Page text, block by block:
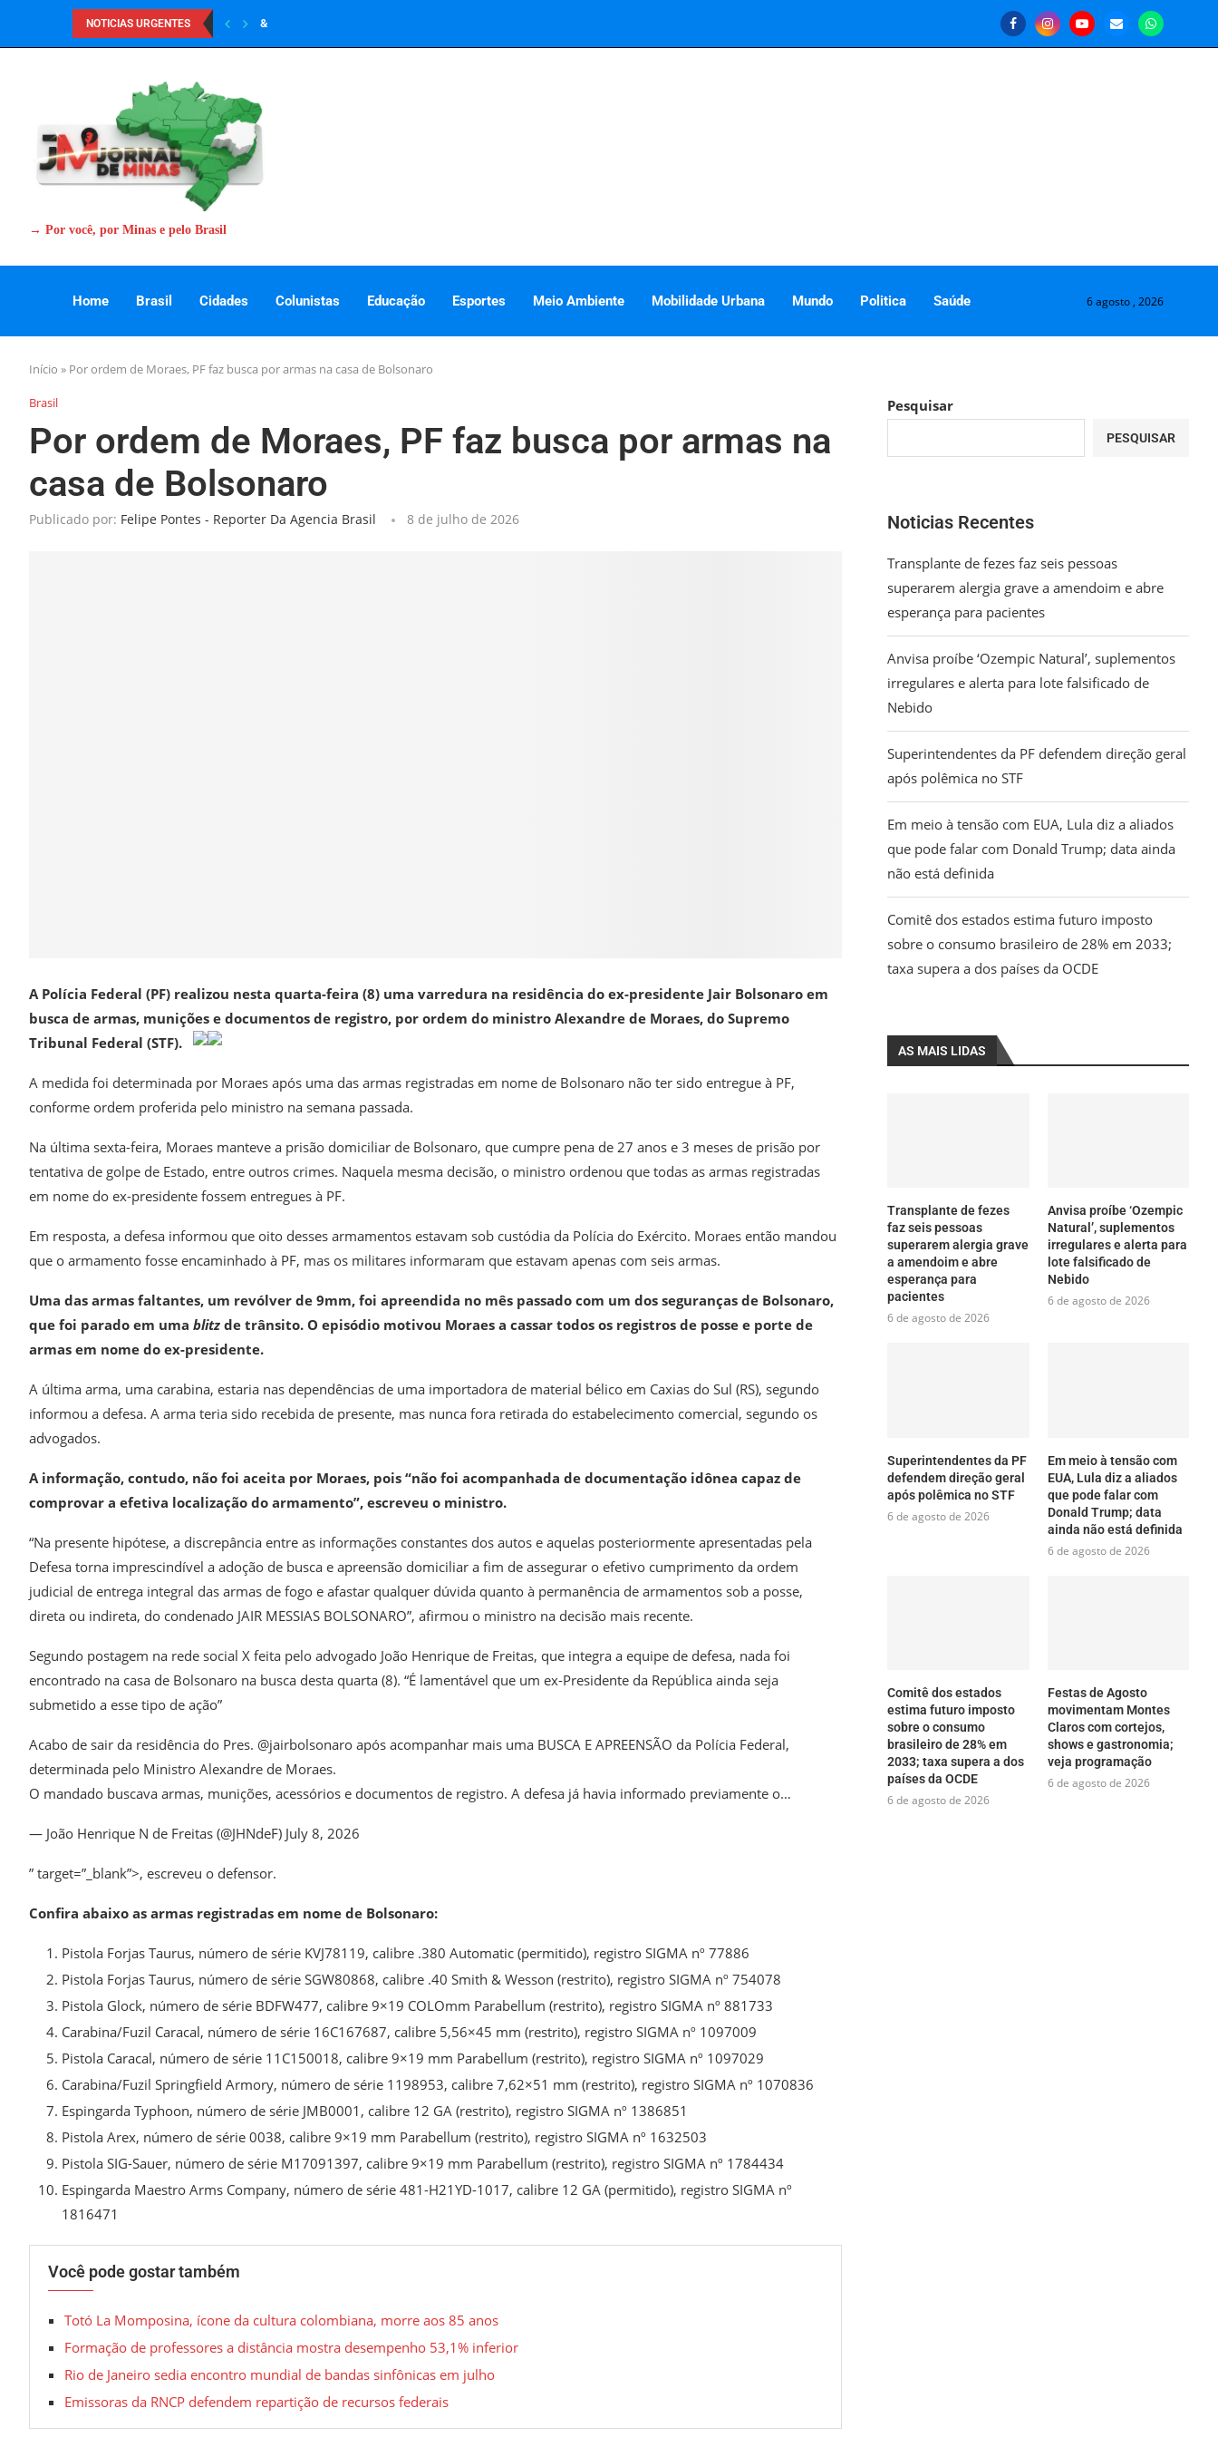
NOTICIAS URGENTES &
→ Por você, por Minas e pelo Brasil
Home Brasil Cidades Colunistas Educação Esportes Meio Ambiente Mobilidade Urbana Mundo Politica Saúde 6 agosto , 2026
Início » Por ordem de Moraes, PF faz busca por armas na casa de Bolsonaro
Brasil
Por ordem de Moraes, PF faz busca por armas na
casa de Bolsonaro
Publicado por: Felipe Pontes - Reporter Da Agencia Brasil 8 de julho de 2026
A Polícia Federal (PF) realizou nesta quarta-feira (8) uma varredura na residência do ex-presidente Jair Bolsonaro em
busca de armas, munições e documentos de registro, por ordem do ministro Alexandre de Moraes, do Supremo
Tribunal Federal (STF).
A medida foi determinada por Moraes após uma das armas registradas em nome de Bolsonaro não ter sido entregue à PF,
conforme ordem proferida pelo ministro na semana passada.
Na última sexta-feira, Moraes manteve a prisão domiciliar de Bolsonaro, que cumpre pena de 27 anos e 3 meses de prisão por
tentativa de golpe de Estado, entre outros crimes. Naquela mesma decisão, o ministro ordenou que todas as armas registradas
em nome do ex-presidente fossem entregues à PF.
Em resposta, a defesa informou que oito desses armamentos estavam sob custódia da Polícia do Exército. Moraes então mandou
que o armamento fosse encaminhado à PF, mas os militares informaram que estavam apenas com seis armas.
Uma das armas faltantes, um revólver de 9mm, foi apreendida no mês passado com um dos seguranças de Bolsonaro,
que foi parado em uma blitz de trânsito. O episódio motivou Moraes a cassar todos os registros de posse e porte de
armas em nome do ex-presidente.
A última arma, uma carabina, estaria nas dependências de uma importadora de material bélico em Caxias do Sul (RS), segundo
informou a defesa. A arma teria sido recebida de presente, mas nunca fora retirada do estabelecimento comercial, segundo os
advogados.
A informação, contudo, não foi aceita por Moraes, pois “não foi acompanhada de documentação idônea capaz de
comprovar a efetiva localização do armamento”, escreveu o ministro.
“Na presente hipótese, a discrepância entre as informações constantes dos autos e aquelas posteriormente apresentadas pela
Defesa torna imprescindível a adoção de busca e apreensão domiciliar a fim de assegurar o efetivo cumprimento da ordem
judicial de entrega integral das armas de fogo e afastar qualquer dúvida quanto à permanência de armamentos sob a posse,
direta ou indireta, do condenado JAIR MESSIAS BOLSONARO”, afirmou o ministro na decisão mais recente.
Segundo postagem na rede social X feita pelo advogado João Henrique de Freitas, que integra a equipe de defesa, nada foi
encontrado na casa de Bolsonaro na busca desta quarta (8). “É lamentável que um ex-Presidente da República ainda seja
submetido a esse tipo de ação”
Acabo de sair da residência do Pres. @jairbolsonaro após acompanhar mais uma BUSCA E APREENSÃO da Polícia Federal,
determinada pelo Ministro Alexandre de Moraes.
O mandado buscava armas, munições, acessórios e documentos de registro. A defesa já havia informado previamente o…
— João Henrique N de Freitas (@JHNdeF) July 8, 2026
” target=”_blank”>, escreveu o defensor.
Confira abaixo as armas registradas em nome de Bolsonaro:
Pistola Forjas Taurus, número de série KVJ78119, calibre .380 Automatic (permitido), registro SIGMA nº 77886
Pistola Forjas Taurus, número de série SGW80868, calibre .40 Smith & Wesson (restrito), registro SIGMA nº 754078
Pistola Glock, número de série BDFW477, calibre 9×19 COLOmm Parabellum (restrito), registro SIGMA nº 881733
Carabina/Fuzil Caracal, número de série 16C167687, calibre 5,56×45 mm (restrito), registro SIGMA nº 1097009
Pistola Caracal, número de série 11C150018, calibre 9×19 mm Parabellum (restrito), registro SIGMA nº 1097029
Carabina/Fuzil Springfield Armory, número de série 1198953, calibre 7,62×51 mm (restrito), registro SIGMA nº 1070836
Espingarda Typhoon, número de série JMB0001, calibre 12 GA (restrito), registro SIGMA nº 1386851
Pistola Arex, número de série 0038, calibre 9×19 mm Parabellum (restrito), registro SIGMA nº 1632503
Pistola SIG-Sauer, número de série M17091397, calibre 9×19 mm Parabellum (restrito), registro SIGMA nº 1784434
Espingarda Maestro Arms Company, número de série 481-H21YD-1017, calibre 12 GA (permitido), registro SIGMA nº
1816471
Você pode gostar também
Totó La Momposina, ícone da cultura colombiana, morre aos 85 anos
Formação de professores a distância mostra desempenho 53,1% inferior
Rio de Janeiro sedia encontro mundial de bandas sinfônicas em julho
Emissoras da RNCP defendem repartição de recursos federais
Pesquisar
PESQUISAR
Noticias Recentes
Transplante de fezes faz seis pessoas
superarem alergia grave a amendoim e abre
esperança para pacientes
Anvisa proíbe ‘Ozempic Natural’, suplementos
irregulares e alerta para lote falsificado de
Nebido
Superintendentes da PF defendem direção geral
após polêmica no STF
Em meio à tensão com EUA, Lula diz a aliados
que pode falar com Donald Trump; data ainda
não está definida
Comitê dos estados estima futuro imposto
sobre o consumo brasileiro de 28% em 2033;
taxa supera a dos países da OCDE
AS MAIS LIDAS
Transplante de fezes
faz seis pessoas
superarem alergia grave
a amendoim e abre
esperança para
pacientes
6 de agosto de 2026
Anvisa proíbe ‘Ozempic
Natural’, suplementos
irregulares e alerta para
lote falsificado de
Nebido
6 de agosto de 2026
Superintendentes da PF
defendem direção geral
após polêmica no STF
6 de agosto de 2026
Em meio à tensão com
EUA, Lula diz a aliados
que pode falar com
Donald Trump; data
ainda não está definida
6 de agosto de 2026
Comitê dos estados
estima futuro imposto
sobre o consumo
brasileiro de 28% em
2033; taxa supera a dos
países da OCDE
6 de agosto de 2026
Festas de Agosto
movimentam Montes
Claros com cortejos,
shows e gastronomia;
veja programação
6 de agosto de 2026